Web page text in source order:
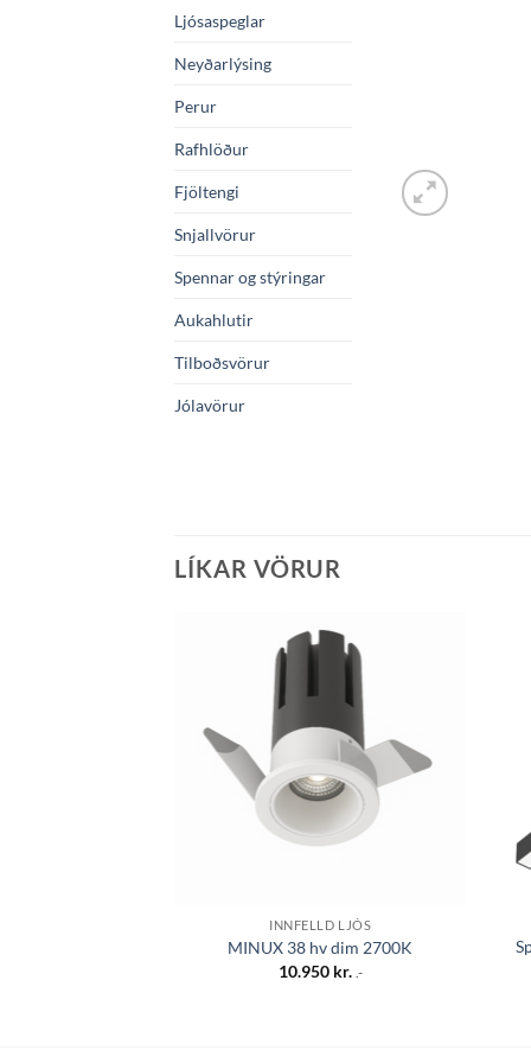
Ljósaspeglar
Neyðarlýsing
Perur
Rafhlöður
Fjöltengi
Snjallvörur
Spennar og stýringar
Aukahlutir
Tilboðsvörur
Jólavörur
LÍKAR VÖRUR
INNFELLD LJÓS
MINUX 38 hv dim 2700K
10.950 kr. .-